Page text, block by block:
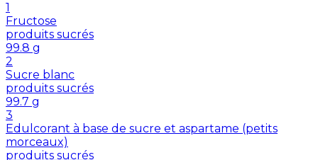
1
Fructose
produits sucrés
99.8 g
2
Sucre blanc
produits sucrés
99.7 g
3
Edulcorant à base de sucre et aspartame (petits
morceaux)
produits sucrés